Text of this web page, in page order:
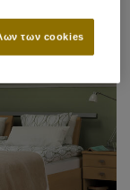
των cookies